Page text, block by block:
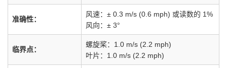
准确性：
风速：± 0.3 m/s (0.6 mph) 或读数的 1%
风向：± 3°
临界点：
螺旋桨：1.0 m/s (2.2 mph)
叶片：1.0 m/s (2.2 mph)